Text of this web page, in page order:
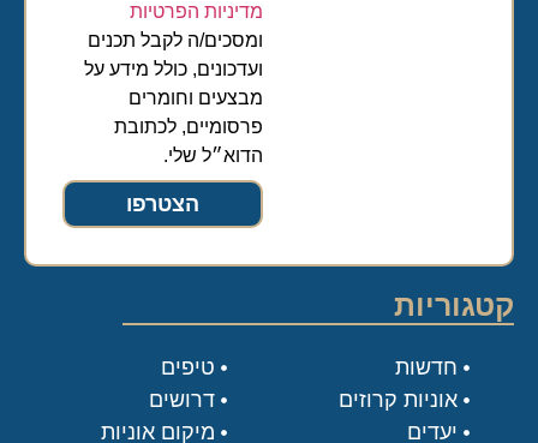
מדיניות הפרטיות
ומסכים/ה לקבל תכנים
ועדכונים, כולל מידע על
מבצעים וחומרים
פרסומיים, לכתובת
הדוא״ל שלי.
הצטרפו
קטגוריות
טיפים
דרושים
מיקום אוניות
חדשות
אוניות קרוזים
יעדים